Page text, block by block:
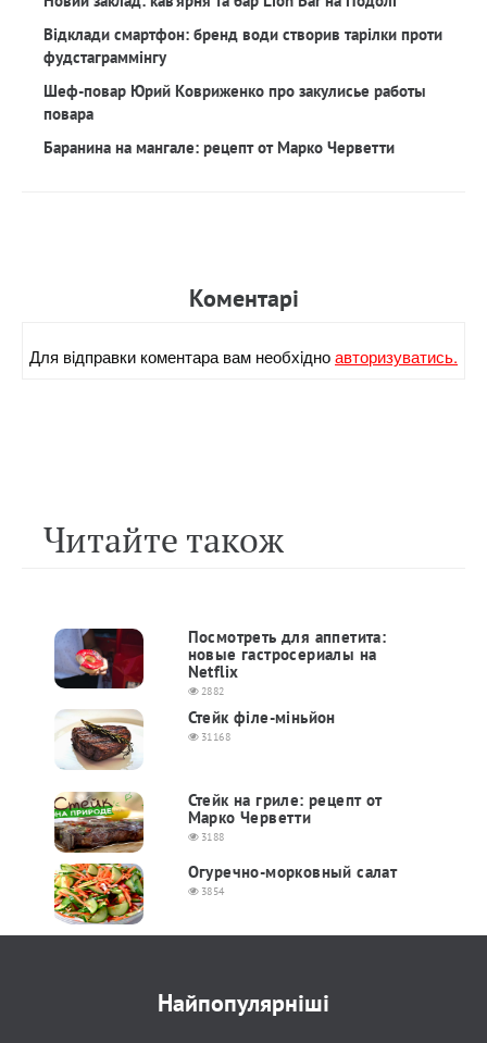
Відклади смартфон: бренд води створив тарілки проти
фудстаграммінгу
Шеф-повар Юрий Ковриженко про закулисье работы
повара
Баранина на мангале: рецепт от Марко Черветти
Коментарi
Для вiдправки коментара вам необхiдноавторизуватись.
Читайте також
Посмотреть для аппетита:
новые гастросериалы на
Netflix
2882
Стейк філе-міньйон
31168
Стейк на гриле: рецепт от
Марко Черветти
3188
Огуречно-морковный салат
3854
Найпопулярніші